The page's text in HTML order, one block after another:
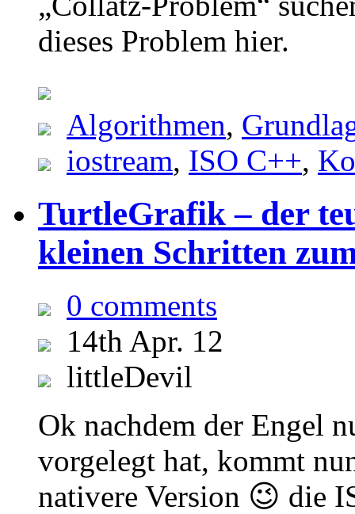
dieses Problem hier.
Algorithmen,
iostream, ISO C++,
TurtleGrafik – der
kleinen Schritten
0 comments
14th Apr. 12
littleDevil
Ok nachdem der Engel
vorgelegt hat, kommt
nativere Version 😉 die